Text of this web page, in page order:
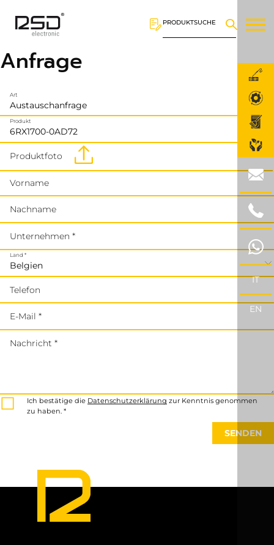
PRODUKTSUCHE
IT
EN
Anfrage
Art
Produkt
Produktfoto
Vorname
Nachname
Unternehmen *
Land *
Telefon
E-Mail *
Nachricht *
Ich bestätige die Datenschutzerklärung zur Kenntnis genommen
zu haben. *
SENDEN